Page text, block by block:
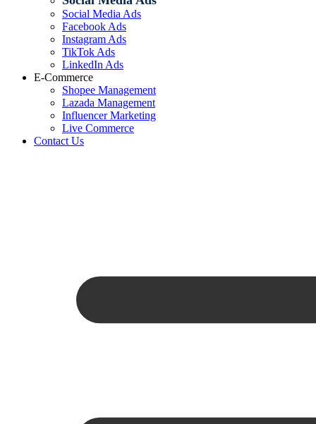
Social Media Ads
Facebook Ads
Instagram Ads
TikTok Ads
LinkedIn Ads
E-Commerce
Shopee Management
Lazada Management
Influencer Marketing
Live Commerce
Contact Us